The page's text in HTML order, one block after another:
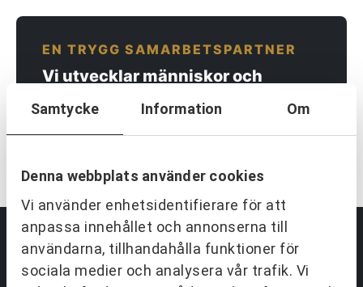
Samtycke Information Om
Denna webbplats använder cookies
Vi använder enhetsidentifierare för att
anpassa innehållet och annonserna till
användarna, tillhandahålla funktioner för
sociala medier och analysera vår trafik. Vi
541 31 Skövde
info@urkraft.com
EN TRYGG SAMARBETSPARTNER
Vi utvecklar människor och
Partnering & Samverkan